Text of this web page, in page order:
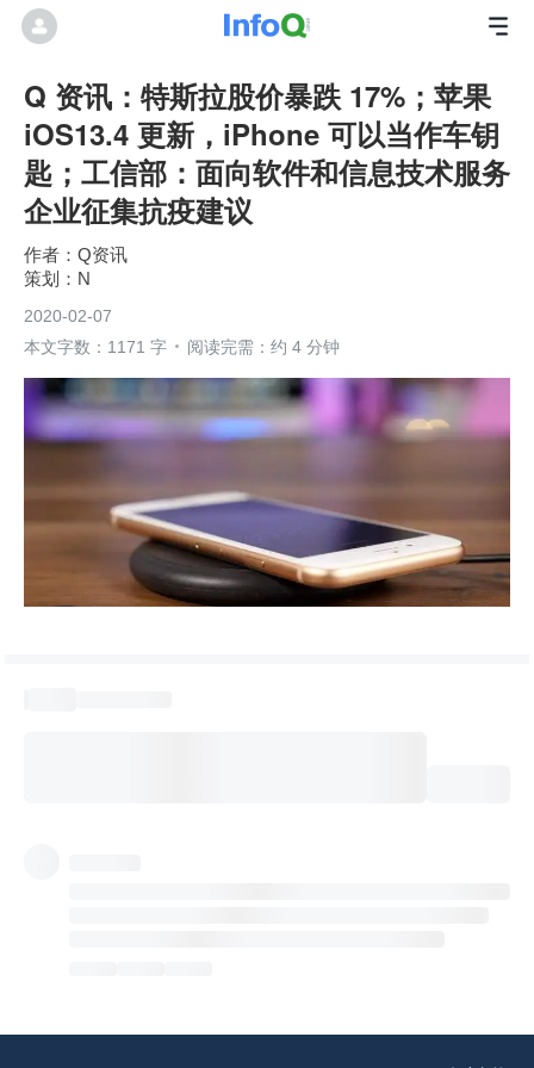
Q 资讯：特斯拉股价暴跌 17%；苹果
iOS13.4 更新，iPhone 可以当作车钥
匙；工信部：面向软件和信息技术服务
企业征集抗疫建议
Q资讯
N
2020-02-07
本文字数：1171 字
阅读完需：约 4 分钟